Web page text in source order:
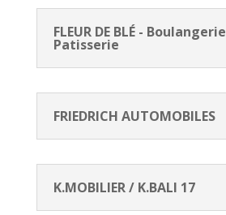
FLEUR DE BLÉ - Boulangerie
Patisserie
FRIEDRICH AUTOMOBILES
K.MOBILIER / K.BALI 17